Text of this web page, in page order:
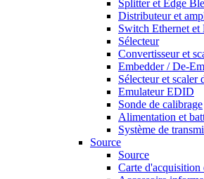
Splitter et Edge
Distributeur et
Switch Ethernet
Sélecteur
Convertisseur et
Embedder / De-
Sélecteur et scaler
Emulateur EDID
Sonde de calibrage
Alimentation et
Système de
Source
Source
Carte d'acquisition